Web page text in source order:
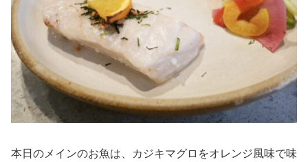
本日のメインのお魚は、カジキマグロをオレンジ風味で味